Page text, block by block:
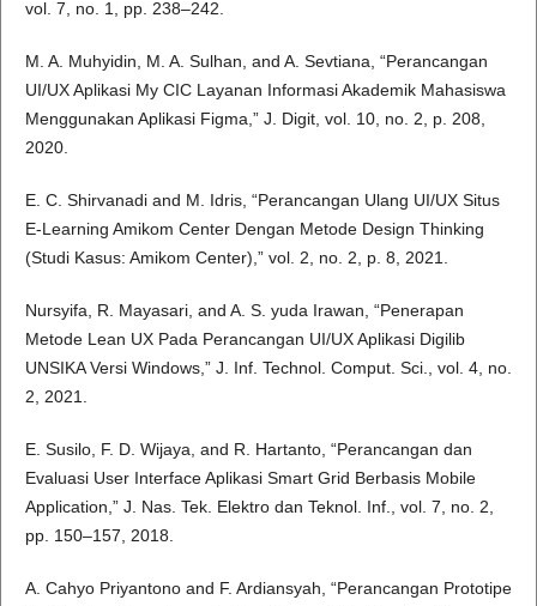
vol. 7, no. 1, pp. 238–242.
M. A. Muhyidin, M. A. Sulhan, and A. Sevtiana, “Perancangan
UI/UX Aplikasi My CIC Layanan Informasi Akademik Mahasiswa
Menggunakan Aplikasi Figma,” J. Digit, vol. 10, no. 2, p. 208,
2020.
E. C. Shirvanadi and M. Idris, “Perancangan Ulang UI/UX Situs
E-Learning Amikom Center Dengan Metode Design Thinking
(Studi Kasus: Amikom Center),” vol. 2, no. 2, p. 8, 2021.
Nursyifa, R. Mayasari, and A. S. yuda Irawan, “Penerapan
Metode Lean UX Pada Perancangan UI/UX Aplikasi Digilib
UNSIKA Versi Windows,” J. Inf. Technol. Comput. Sci., vol. 4, no.
2, 2021.
E. Susilo, F. D. Wijaya, and R. Hartanto, “Perancangan dan
Evaluasi User Interface Aplikasi Smart Grid Berbasis Mobile
Application,” J. Nas. Tek. Elektro dan Teknol. Inf., vol. 7, no. 2,
pp. 150–157, 2018.
A. Cahyo Priyantono and F. Ardiansyah, “Perancangan Prototipe